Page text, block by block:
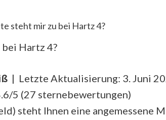
steht mir zu bei Hartz 4?
Hartz 4?
| Letzte Aktualisierung: 3. Juni
5 (27 sternebewertungen)
steht Ihnen eine angemessene